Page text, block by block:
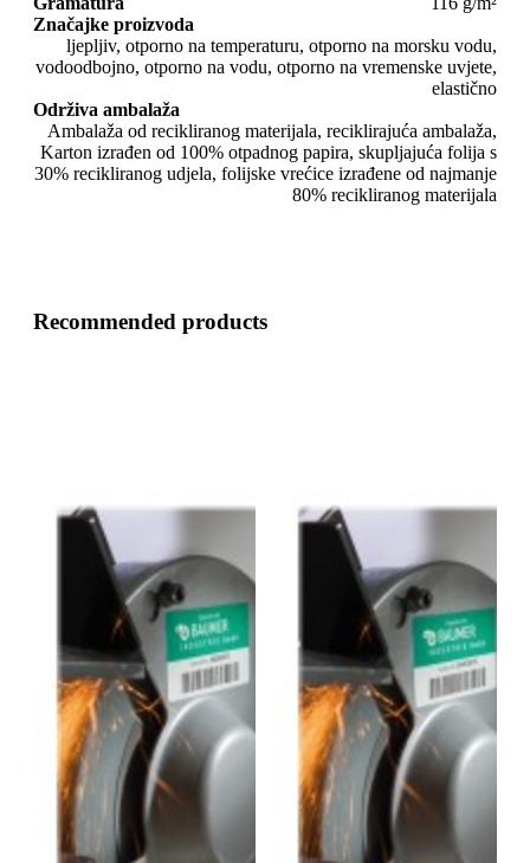
Značajke proizvoda
ljepljiv, otporno na temperaturu, otporno na morsku vodu,
vodoodbojno, otporno na vodu, otporno na vremenske uvjete,
elastično
Održiva ambalaža
Ambalaža od recikliranog materijala, reciklirajuća ambalaža,
Karton izrađen od 100% otpadnog papira, skupljajuća folija s
30% recikliranog udjela, folijske vrećice izrađene od najmanje
80% recikliranog materijala
Recommended products